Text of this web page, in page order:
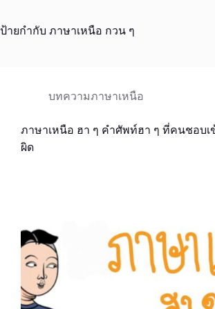
ป้ายกำกับ ภาษาเหนือ กวน ๆ
บทความภาษาเหนือ
ภาษาเหนือ ฮา ๆ คำศัพท์ฮา ๆ ที่คนชอบเ
ผิด